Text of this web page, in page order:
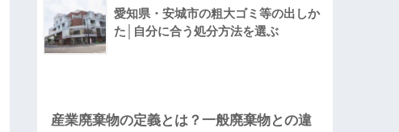
愛知県・安城市の粗大ゴミ等の出しか
た│自分に合う処分方法を選ぶ
産業廃棄物の定義とは？一般廃棄物との違